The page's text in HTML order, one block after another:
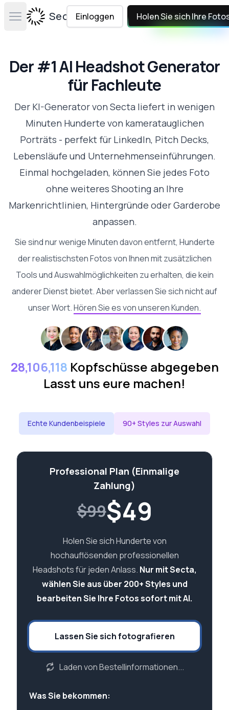
Open main menuSecta Labs
Einloggen Holen Sie sich Ihre
Der #1 AI Headshot Generator
für Fachleute
Der KI-Generator von Secta liefert in wenigen
Minuten Hunderte von kameratauglichen
Porträts - perfekt für LinkedIn, Pitch Decks,
Lebensläufe und Unternehmenseinführungen.
Einmal hochgeladen, können Sie jedes Foto
ohne weiteres Shooting an Ihre
Markenrichtlinien, Hintergründe oder Garderobe
anpassen.
Sie sind nur wenige Minuten davon entfernt, Hunderte
der realistischsten Fotos von Ihnen mit zusätzlichen
Tools und Auswahlmöglichkeiten zu erhalten, die kein
anderer Dienst bietet. Aber verlassen Sie sich nicht auf
unser Wort.Hören Sie es von unseren Kunden.
28,106,118 Kopfschüsse abgegeben
Lasst uns eure machen!
Echte Kundenbeispiele 90+ Styles zur Auswahl
Professional Plan (Einmalige
Zahlung)
$99$49
Holen Sie sich Hunderte von
hochauflösenden professionellen
Headshots für jeden Anlass. Nur mit Secta,
wählen Sie aus über 200+ Styles und
bearbeiten Sie Ihre Fotos sofort mit AI.
Lassen Sie sich fotografieren
Laden von Bestellinformationen...
Was Sie bekommen: